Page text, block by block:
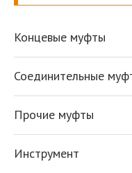
Концевые муфты
Соединительные
Прочие муфты
Инструмент